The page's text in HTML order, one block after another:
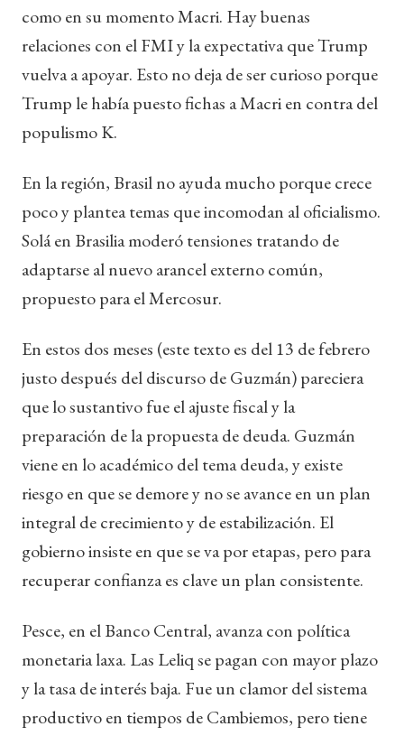
como en su momento Macri. Hay buenas
relaciones con el FMI y la expectativa que Trump
vuelva a apoyar. Esto no deja de ser curioso porque
Trump le había puesto fichas a Macri en contra del
populismo K.
En la región, Brasil no ayuda mucho porque crece
poco y plantea temas que incomodan al oficialismo.
Solá en Brasilia moderó tensiones tratando de
adaptarse al nuevo arancel externo común,
propuesto para el Mercosur.
En estos dos meses (este texto es del 13 de febrero
justo después del discurso de Guzmán) pareciera
que lo sustantivo fue el ajuste fiscal y la
preparación de la propuesta de deuda. Guzmán
viene en lo académico del tema deuda, y existe
riesgo en que se demore y no se avance en un plan
integral de crecimiento y de estabilización. El
gobierno insiste en que se va por etapas, pero para
recuperar confianza es clave un plan consistente.
Pesce, en el Banco Central, avanza con política
monetaria laxa. Las Leliq se pagan con mayor plazo
y la tasa de interés baja. Fue un clamor del sistema
productivo en tiempos de Cambiemos, pero tiene